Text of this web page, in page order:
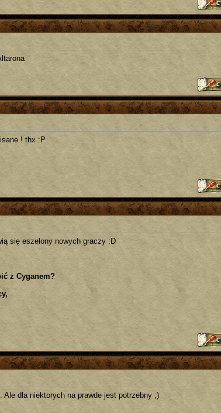
! thx :P
się eszelony nowych graczy :D
z Cyganem?
dla niektorych na prawde jest potrzebny ;)